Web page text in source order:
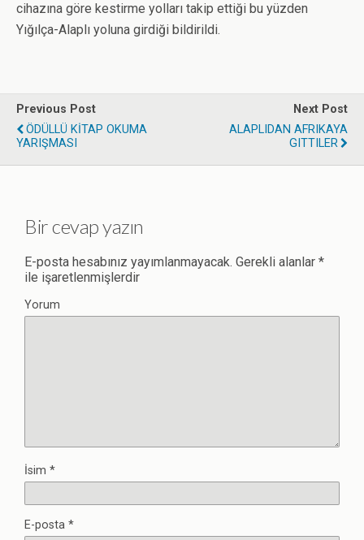
cihazına göre kestirme yolları takip ettiği bu yüzden
Yığılça-Alaplı yoluna girdiği bildirildi.
Previous Post
ÖDÜLLÜ KİTAP OKUMA
YARIŞMASI
Next Post
ALAPLIDAN AFRIKAYA
GITTILER
Bir cevap yazın
E-posta hesabınız yayımlanmayacak. Gerekli alanlar *
ile işaretlenmişlerdir
Yorum
İsim *
E-posta *